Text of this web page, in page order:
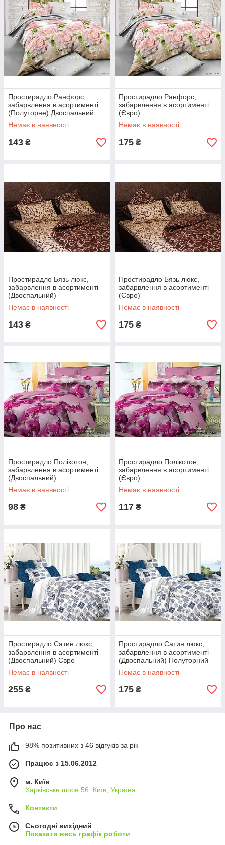
Простирадло Ранфорс,
забарвлення в асортименті
(Полуторне) Двоспальний
Немає в наявності
143 ₴
Простирадло Ранфорс,
забарвлення в асортименті
(Євро)
Немає в наявності
175 ₴
Простирадло Бязь люкс,
забарвлення в асортименті
(Двоспальний)
Немає в наявності
143 ₴
Простирадло Бязь люкс,
забарвлення в асортименті
(Євро)
Немає в наявності
175 ₴
Простирадло Полікотон,
забарвлення в асортименті
(Двоспальний)
Немає в наявності
98 ₴
Простирадло Полікотон,
забарвлення в асортименті
(Євро)
Немає в наявності
117 ₴
Простирадло Сатин люкс,
забарвлення в асортименті
(Двоспальний) Євро
Немає в наявності
255 ₴
Простирадло Сатин люкс,
забарвлення в асортименті
(Двоспальний) Полуторний
Немає в наявності
175 ₴
Про нас
98% позитивних з 46 відгуків за рік
Працює з 15.06.2012
м. Київ
Харківське шосе 56, Київ, Україна
Контакти
Сьогодні вихідний
Показати весь графік роботи